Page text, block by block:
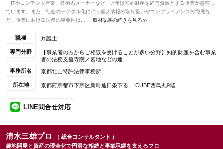
ITやコンテンツ産業、技術系メーカーなど、近年は知的財産を経営資源とする企業が急増し
ています。また、社会のデジタル化に伴う個人情報の取り扱いやコンプライアンスの徹底な
ど、企業における法務の重要性は...
取材記事の続きを見る≫
職種 弁護士
専門分野
【事業者の方からご相談を受けることが多い分野】知的財産を含む事業
者の法務支援寺院／墓地などの運...
事務所名
京都北山特許法律事務所
所在地 京都府京都市下京区新町通四条下る CUBE西烏丸9階
LINE問合せ対応
清水三雄プロ
（ 総合コンサルタント ）
農地開発と資産の現金化で円滑な相続と事業承継を支えるプロ